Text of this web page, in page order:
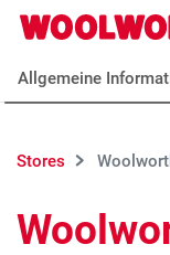
Zum Hauptinhalt
Woolworth
Allgemeine
Stores